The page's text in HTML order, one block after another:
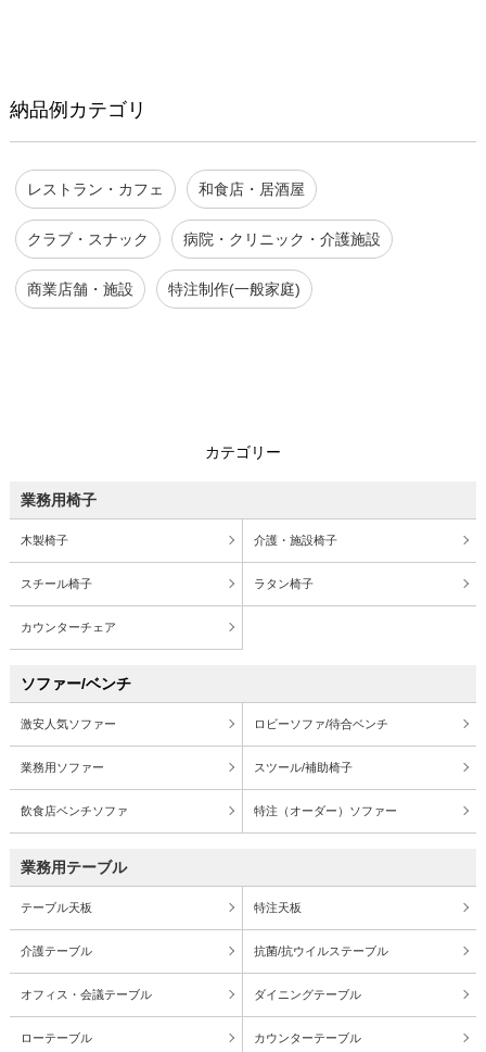
納品例カテゴリ
レストラン・カフェ 和食店・居酒屋
クラブ・スナック 病院・クリニック・介護施設
商業店舗・施設 特注制作(一般家庭)
カテゴリー
業務用椅子
木製椅子 介護・施設椅子
スチール椅子 ラタン椅子
カウンターチェア
ソファー/ベンチ
激安人気ソファー ロビーソファ/待合ベンチ
業務用ソファー スツール/補助椅子
飲食店ベンチソファ 特注（オーダー）ソファー
業務用テーブル
テーブル天板 特注天板
介護テーブル 抗菌/抗ウイルステーブル
オフィス・会議テーブル ダイニングテーブル
ローテーブル カウンターテーブル